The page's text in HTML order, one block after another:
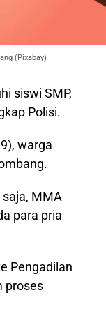
(Pixabay)
siswi SMP,
Polisi.
warga
MMA
para pria
Pengadilan
proses